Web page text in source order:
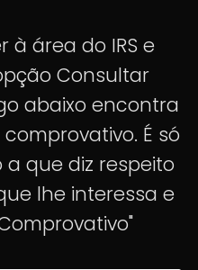
à área do IRS e
Consultar
abaixo encontra
É só
que diz respeito
lhe interessa e